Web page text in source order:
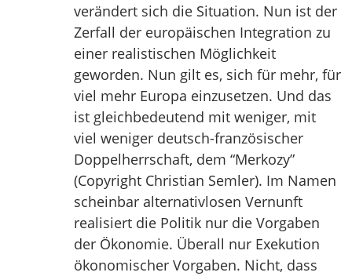
verändert sich die Situation. Nun ist der
Zerfall der europäischen Integration zu
einer realistischen Möglichkeit
geworden. Nun gilt es, sich für mehr, für
viel mehr Europa einzusetzen. Und das
ist gleichbedeutend mit weniger, mit
viel weniger deutsch-französischer
Doppelherrschaft, dem “Merkozy”
(Copyright Christian Semler). Im Namen
scheinbar alternativlosen Vernunft
realisiert die Politik nur die Vorgaben
der Ökonomie. Überall nur Exekution
ökonomischer Vorgaben. Nicht, dass